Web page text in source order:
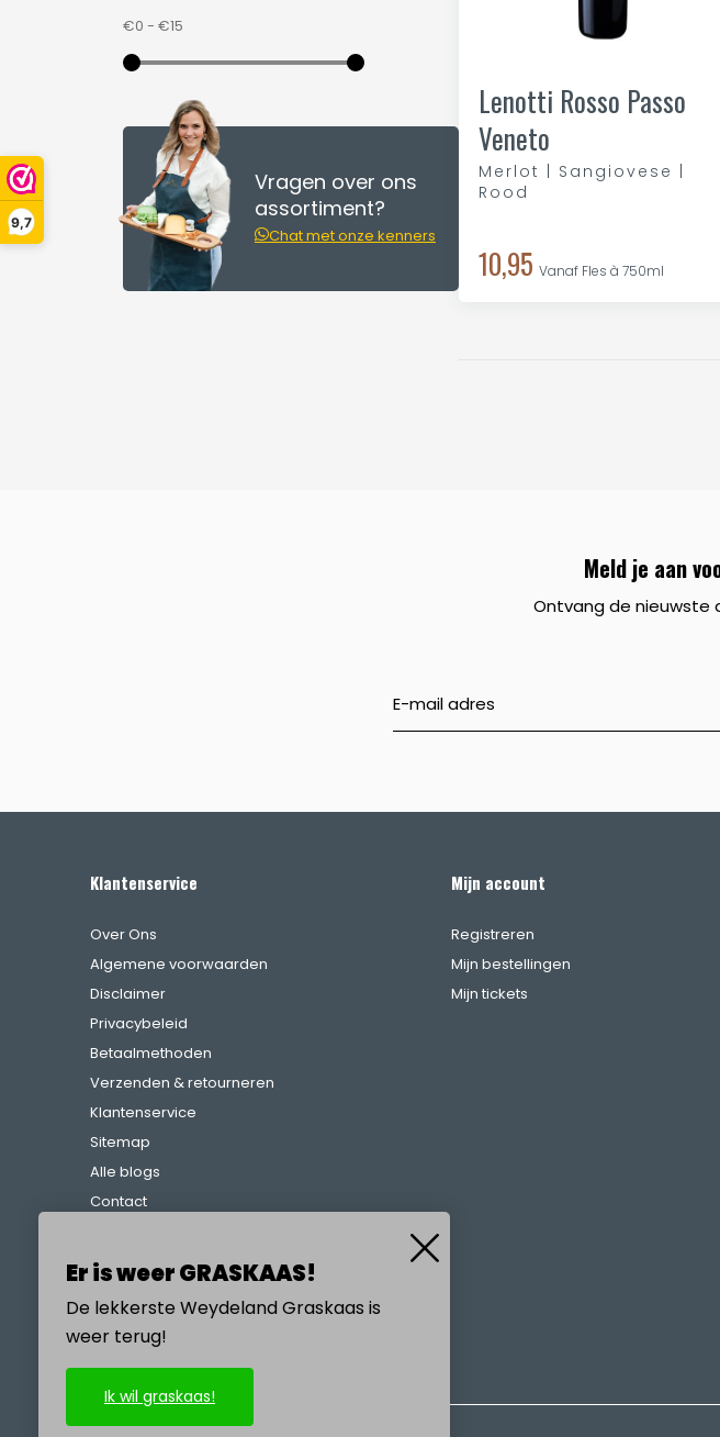
9,7
Lenotti Rosso Passo
Veneto
Merlot | Sangiovese |
Rood
10,95 Vanaf Fles à 750ml
€0 - €15
Vragen over ons
assortiment?
Chat met onze kenners
Meld je aan
Ontvang de nieuwste
Klantenservice
Over Ons
Algemene voorwaarden
Disclaimer
Privacybeleid
Betaalmethoden
Verzenden & retourneren
Klantenservice
Sitemap
Alle blogs
Contact
Referenties
Mijn account
Registreren
Mijn bestellingen
Mijn tickets
Er is weer GRASKAAS!
De lekkerste Weydeland Graskaas is
weer terug!
Ik wil graskaas!